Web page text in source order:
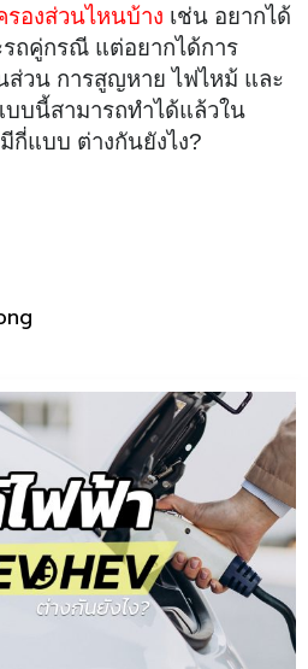
รองส่วนไหนบ้าง เช่น อยากได้
ถคู่กรณี แต่อยากได้การ
ส่วน การสูญหาย ไฟไหม้ และ
บนี้สามารถทำได้แล้วใน
แบบ ต่างกันยังไง?